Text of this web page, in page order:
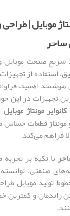
موبایل |
صنعت موبایل و
استفاده از
اهمیت
تجهیزات در این
کانوایر مونتاژ موبایل
مونتاژ قطعات حساس
فراهم می‌کند.
با تکیه بر
صنعتی،
تولید موبایل
راندمان و